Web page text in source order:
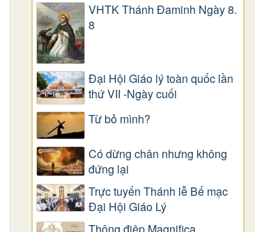
VHTK Thánh Đaminh Ngày 8.
8
Đại Hội Giáo lý toàn quốc lần
thứ VII -Ngày cuối
Từ bỏ mình?
Có dừng chân nhưng không
đứng lại
Trực tuyến Thánh lễ Bế mạc
Đại Hội Giáo Lý